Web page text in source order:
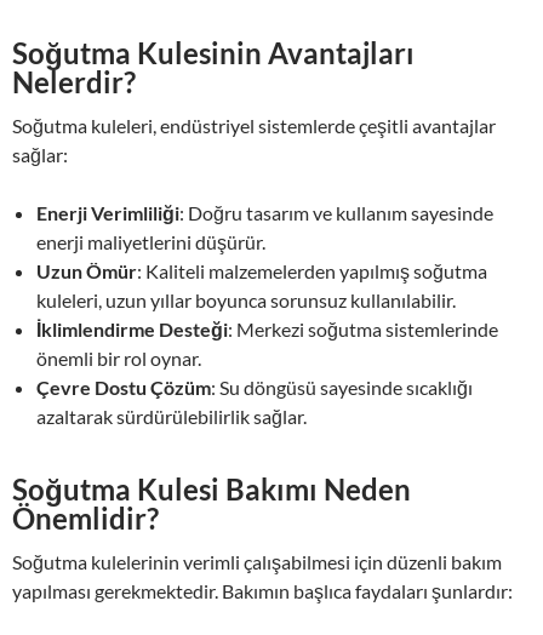
Soğutma Kulesinin Avantajları
Nelerdir?
Soğutma kuleleri, endüstriyel sistemlerde çeşitli avantajlar
sağlar:
Enerji Verimliliği: Doğru tasarım ve kullanım sayesinde
enerji maliyetlerini düşürür.
Uzun Ömür: Kaliteli malzemelerden yapılmış soğutma
kuleleri, uzun yıllar boyunca sorunsuz kullanılabilir.
İklimlendirme Desteği: Merkezi soğutma sistemlerinde
önemli bir rol oynar.
Çevre Dostu Çözüm: Su döngüsü sayesinde sıcaklığı
azaltarak sürdürülebilirlik sağlar.
Soğutma Kulesi Bakımı Neden
Önemlidir?
Soğutma kulelerinin verimli çalışabilmesi için düzenli bakım
yapılması gerekmektedir. Bakımın başlıca faydaları şunlardır: